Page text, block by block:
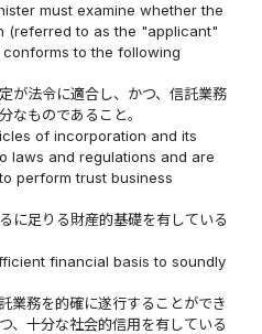
must examine whether the
(referred to as the "applicant"
to the following
が法令に適合し、かつ、信託業務
なものであること。
of incorporation and its
laws and regulations and are
perform trust business
に足りる財産的基礎を有している
financial basis to soundly
業務を的確に遂行することができ
、十分な社会的信用を有している